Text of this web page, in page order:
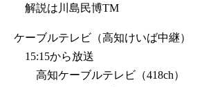
解説は川島民博TM
ケーブルテレビ（高知けいば中継）
15:15から放送
高知ケーブルテレビ（418ch）